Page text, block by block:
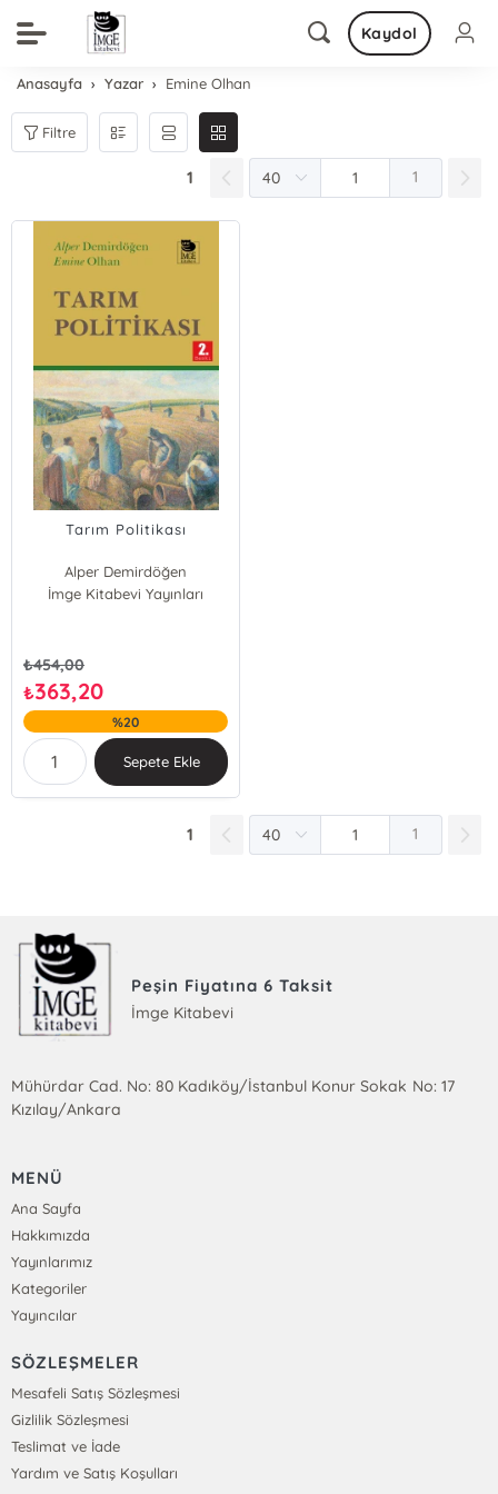
Kaydol
Anasayfa Yazar Emine Olhan
Filtre
1 1
Tarım Politikası
Alper Demirdöğen
Emine Olhan
İmge Kitabevi Yayınları
₺454,00
₺363,20
%20
Sepete Ekle
1 1
Peşin Fiyatına 6 Taksit
İmge Kitabevi
Mühürdar Cad. No: 80 Kadıköy/İstanbul Konur Sokak No: 17
Kızılay/Ankara
MENÜ
Ana Sayfa
Hakkımızda
Yayınlarımız
Kategoriler
Yayıncılar
SÖZLEŞMELER
Mesafeli Satış Sözleşmesi
Gizlilik Sözleşmesi
Teslimat ve İade
Yardım ve Satış Koşulları